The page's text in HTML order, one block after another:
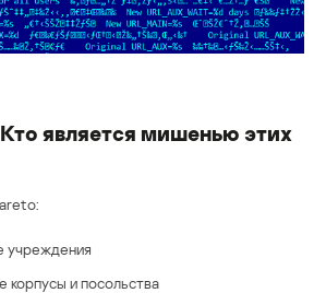
является мишенью этих
учреждения
корпусы и посольства